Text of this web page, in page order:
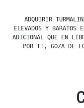
ADQUIRIR
ELEVADOS Y BARATOS
ADICIONAL QUE EN
POR TI, GOZA DE